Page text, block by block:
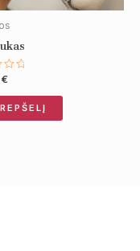
€